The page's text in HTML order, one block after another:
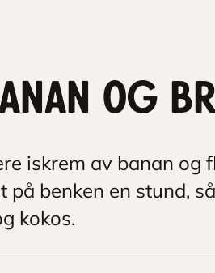
og
iskrem av banan og
benken en stund,
kokos.